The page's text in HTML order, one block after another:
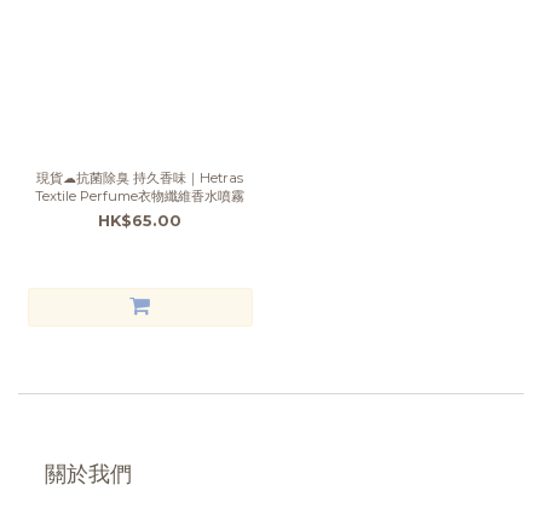
現貨☁抗菌除臭 持久香味｜Hetras
Textile Perfume衣物纖維香水噴霧
HK$65.00
關於我們